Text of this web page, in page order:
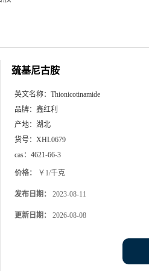
巯基尼古胺
英文名称： Thionicotinamide
品牌： 鑫红利
产地： 湖北
货号： XHL0679
cas： 4621-66-3
价格： ￥1/千克
发布日期： 2023-08-11
更新日期： 2026-08-08